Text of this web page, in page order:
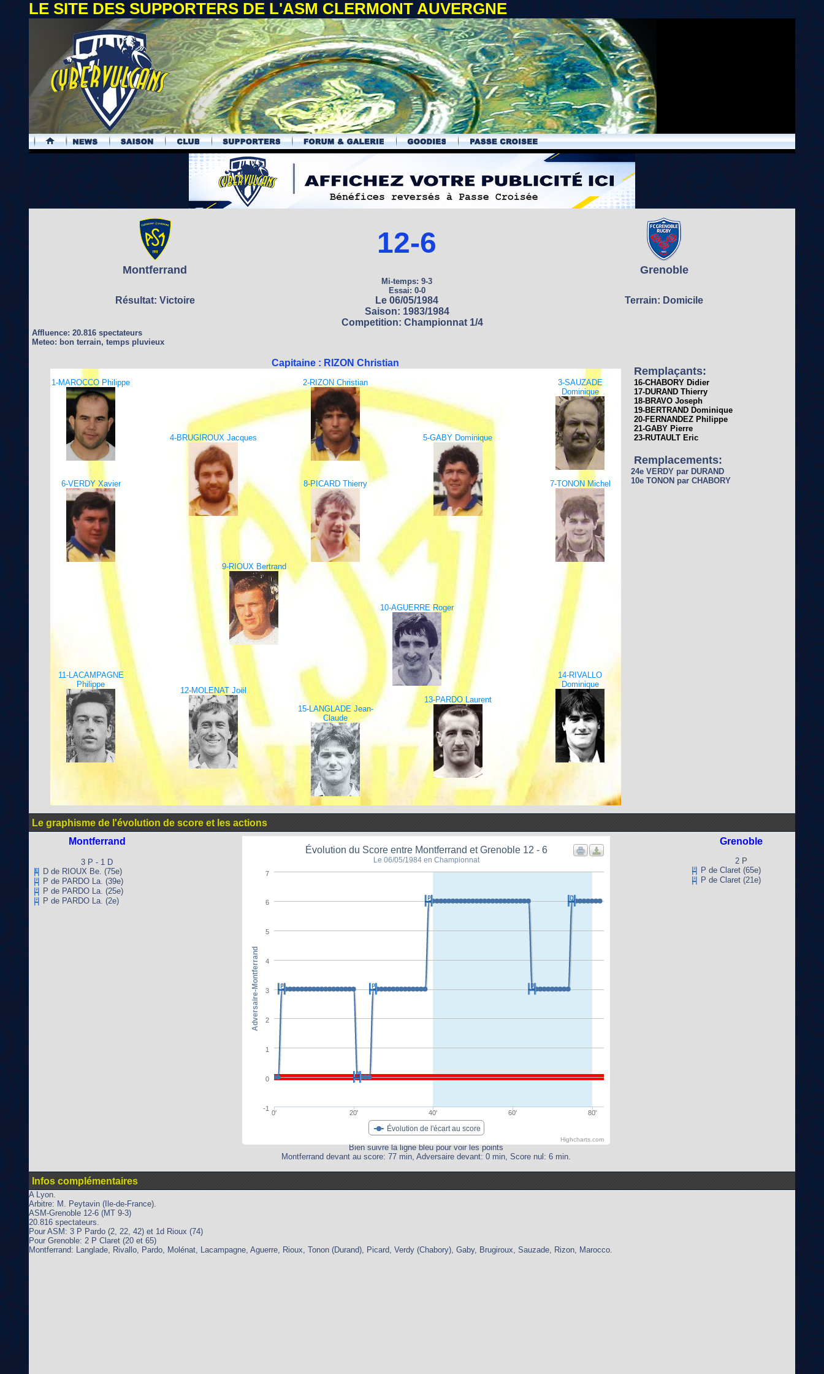
LE SITE DES SUPPORTERS DE L'ASM CLERMONT AUVERGNE
.
Montferrand
12-6
Grenoble
Mi-temps: 9-3
Essai: 0-0
Résultat: Victoire Le 06/05/1984
Terrain: Domicile
Saison: 1983/1984
Competition: Championnat 1/4
Affluence: 20.816 spectateurs
Meteo: bon terrain, temps pluvieux
Capitaine : RIZON Christian
1-MAROCCO Philippe 2-RIZON Christian
3-SAUZADE
Dominique
4-BRUGIROUX Jacques 5-GABY Dominique
6-VERDY Xavier 8-PICARD Thierry 7-TONON Michel
9-RIOUX Bertrand
10-AGUERRE Roger
11-LACAMPAGNE
Philippe
14-RIVALLO
Dominique
12-MOLENAT Joël
13-PARDO Laurent
15-LANGLADE Jean-
Claude
Remplaçants:
16-CHABORY Didier
17-DURAND Thierry
18-BRAVO Joseph
19-BERTRAND Dominique
20-FERNANDEZ Philippe
21-GABY Pierre
23-RUTAULT Eric
Remplacements:
24e VERDY par DURAND
10e TONON par CHABORY
Le graphisme de l'évolution de score et les actions
Montferrand
3 P - 1 D
D de RIOUX Be. (75e)
P de PARDO La. (39e)
P de PARDO La. (25e)
P de PARDO La. (2e)
Évolution du Score entre Montferrand et Grenoble 12 - 6
Le 06/05/1984 en Championnat
Évolution de l'écart au score
0' 20' 40' 60' 80'
-1
0
1
2
3
4
5
6
7
Adversaire-Montferrand
Highcharts.com
Bien suivre la ligne bleu pour voir les points
Montferrand devant au score: 77 min, Adversaire devant: 0 min, Score nul: 6 min.
Grenoble
2 P
P de Claret (65e)
P de Claret (21e)
Infos complémentaires
A Lyon.
Arbitre: M. Peytavin (Ile-de-France).
ASM-Grenoble 12-6 (MT 9-3)
20.816 spectateurs.
Pour ASM: 3 P Pardo (2, 22, 42) et 1d Rioux (74)
Pour Grenoble: 2 P Claret (20 et 65)
Montferrand: Langlade, Rivallo, Pardo, Molénat, Lacampagne, Aguerre, Rioux, Tonon (Durand), Picard, Verdy (Chabory), Gaby, Brugiroux, Sauzade, Rizon, Marocco.